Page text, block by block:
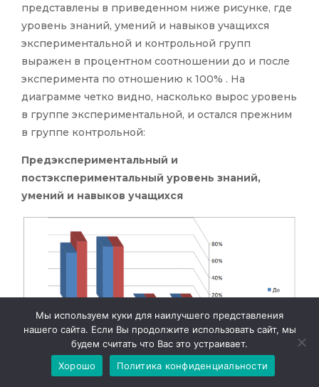
представлены в приведенном ниже рисунке, где
уровень знаний, умений и навыков учащихся
экспериментальной и контрольной групп
выражен в процентном соотношении до и после
эксперимента по отношению к 100% . На
диаграмме четко видно, насколько вырос уровень
в группе экспериментальной, и остался прежним
в группе контрольной:
Предэкспериментальный и
постэкспериментальный уровень знаний,
умений и навыков учащихся
Мы используем куки для наилучшего представления
нашего сайта. Если Вы продолжите использовать сайт, мы
будем считать что Вас это устраивает.
Хорошо
Политика конфиденциальности